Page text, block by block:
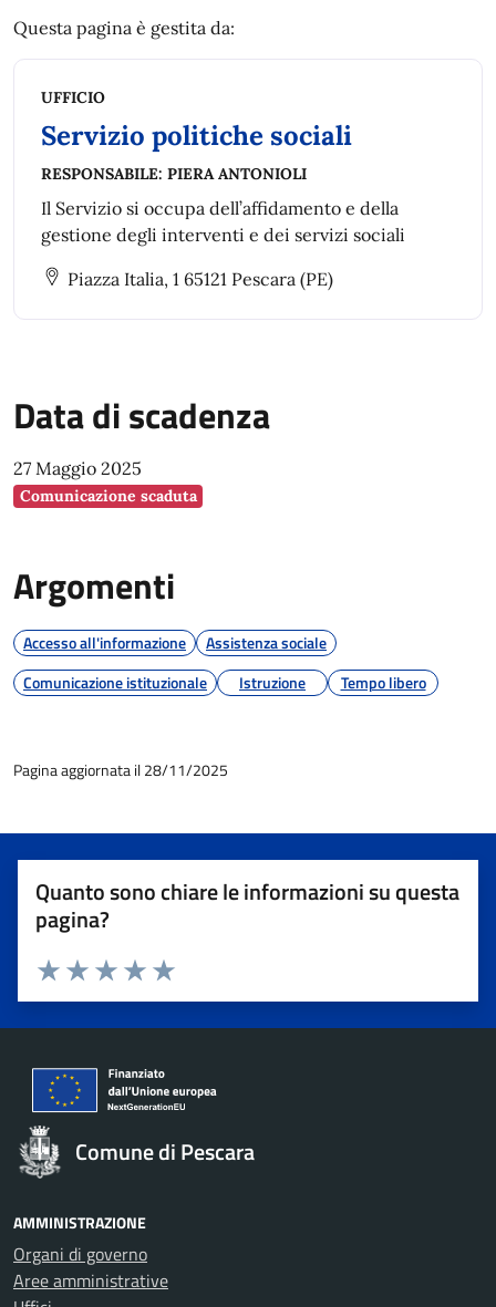
Questa pagina è gestita da:
UFFICIO
Servizio politiche sociali
RESPONSABILE: PIERA ANTONIOLI
Il Servizio si occupa dell’affidamento e della
gestione degli interventi e dei servizi sociali
Piazza Italia, 1 65121 Pescara (PE)
Data di scadenza
27 Maggio 2025
Comunicazione scaduta
Argomenti
Accesso all'informazione
Assistenza sociale
Comunicazione istituzionale
Istruzione Tempo libero
Pagina aggiornata il 28/11/2025
Quanto sono chiare le informazioni su questa
pagina?
Valuta 5 stelle su 5
Valuta 4 stelle su 5
Valuta 3 stelle su 5
Valuta 2 stelle su 5
Valuta 1 stelle su 5
Comune di Pescara
AMMINISTRAZIONE
Organi di governo
Aree amministrative